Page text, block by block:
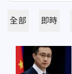
全部 即時